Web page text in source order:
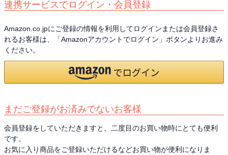
連携サービスでログイン・会員登録
Amazon.co.jpにご登録の情報を利用してログインまたは会員登録さ
れるお客様は、「Amazonアカウントでログイン」ボタンよりお進み
ください。
まだご登録がお済みでないお客様
会員登録をしていただきますと、二度目のお買い物時にとても便利
です。
お気に入り商品をご登録いただけるなどお買い物が便利になりま